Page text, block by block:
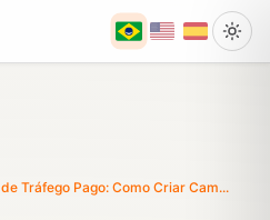
Tráfego Pago: Como Criar Cam...